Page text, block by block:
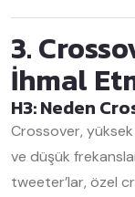
3.
İhmal
H3: Neden
Crossover,
ve düşük
tweeter’lar, özel